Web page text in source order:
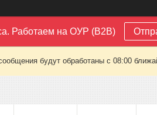
Работаем на ОУР (B2B)
будут обработаны с 08:00